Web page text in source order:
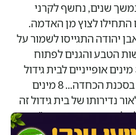
שנים, נחשף לקרני
התחילו לצוץ מן האדמה.
יהודה התגייסו לשמור על
רשות הטבע והגנים לפתוח
בהליכי שימור וכך כתבה: "39 מינים אופייניים לבית גידול
זה, המצוי בסכנת הכחדה... 3 בסכנת הכחדה... 8 מינים
לאור נדירותו של בית גידול זה
לקדם כשמורת טבע".